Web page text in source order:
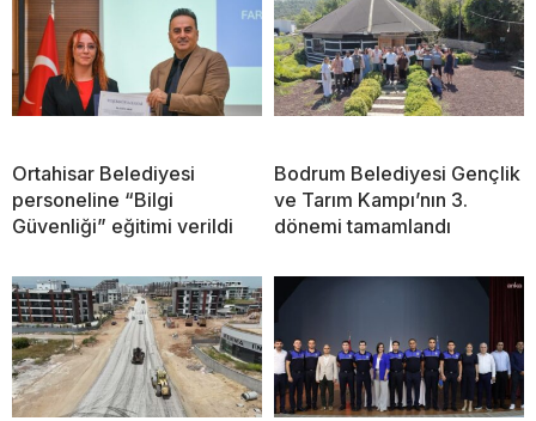
Ortahisar Belediyesi
personeline “Bilgi
Güvenliği” eğitimi verildi
Bodrum Belediyesi Gençlik
ve Tarım Kampı’nın 3.
dönemi tamamlandı